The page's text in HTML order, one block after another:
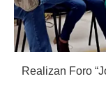
Realizan Foro